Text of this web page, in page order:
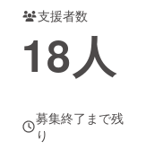
支援者数
18人
募集終了まで残
り